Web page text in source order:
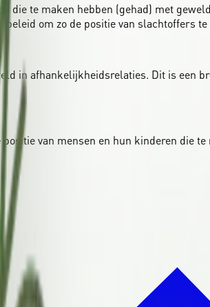
die te maken hebben (gehad) met
om zo de positie van slachtoffers te
in afhankelijkheidsrelaties. Dit is een
van mensen en hun kinderen die